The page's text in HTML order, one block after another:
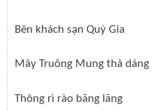
Bên khách sạn Quý Gia
Mây Truông Mung thả dáng
Thông rì rào bãng lãng